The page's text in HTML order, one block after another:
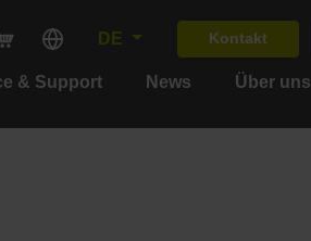
DE Kontakt
& Support News Über uns